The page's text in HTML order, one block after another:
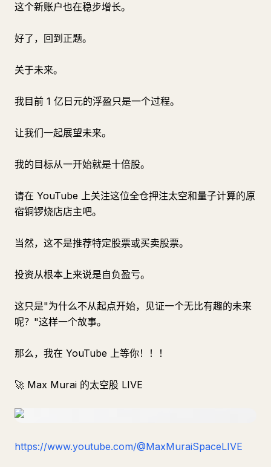
这个新账户也在稳步增长。
好了，回到正题。
关于未来。
我目前 1 亿日元的浮盈只是一个过程。
让我们一起展望未来。
我的目标从一开始就是十倍股。
请在 YouTube 上关注这位全仓押注太空和量子计算的原
宿铜锣烧店店主吧。
当然，这不是推荐特定股票或买卖股票。
投资从根本上来说是自负盈亏。
这只是"为什么不从起点开始，见证一个无比有趣的未来
呢？"这样一个故事。
那么，我在 YouTube 上等你！！！
🚀 Max Murai 的太空股 LIVE
https://www.youtube.com/@MaxMuraiSpaceLIVE